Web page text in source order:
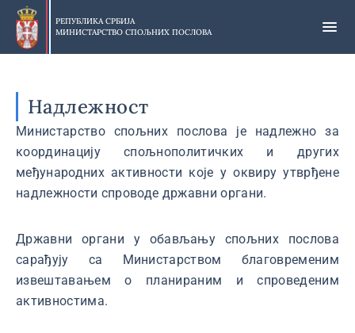
Прескочи
главни
део
РЕПУБЛИКА СРБИЈА
МИНИСТАРСТВО СПОЉНИХ ПОСЛОВА
Надлежност
Министарство спољних послова је надлежно за
координацију спољнополитичких и других
међународних активности које у оквиру утврђене
надлежности спроводе државни органи.
Државни органи у обављању спољних послова
сарађују са Министарством благовременим
извештавањем о планираним и спроведеним
активностима.